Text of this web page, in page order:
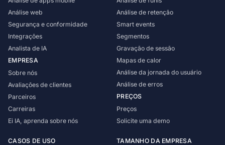
Conheça a Tara AI
Analista de IA para equipes de produto
ANÁLISE QUANTITATIVA
Dashboards
Funis
Análise de retenção
Smart events
Monitore seus eventos-chave
Segmentos
Reduza o tempo de resolução
E-commerce
Saúde
Finanças
Telecomunicações
Novidades do produto
Os recursos mais recentes
Perguntas frequentes
MELHORES PRÁTICAS
Casos de sucesso
Blog
Melhore suas habilidades com nossos cursos
Comece grátis Solicite uma demo
Análise web
Segurança e conformidade
Integrações
Analista de IA
EMPRESA
Sobre nós
Avaliações de clientes
Parceiros
Carreiras
Ei IA, aprenda sobre nós
Análise de retenção
Smart events
Segmentos
Gravação de sessão
Mapas de calor
Análise da jornada do usuário
Análise de erros
PREÇOS
Preços
Solicite uma demo
CASOS DE USO
TAMANHO DA EMPRESA